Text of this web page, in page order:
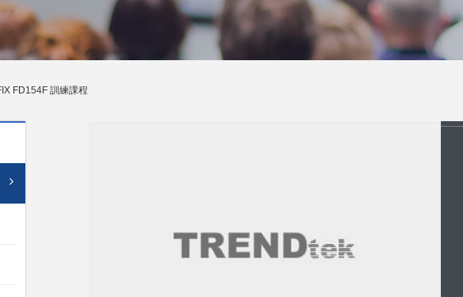
FD154F 訓練課程